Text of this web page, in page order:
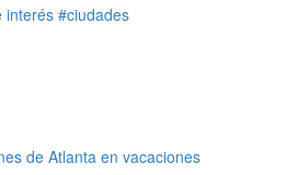
interés #ciudades
de Atlanta en vacaciones